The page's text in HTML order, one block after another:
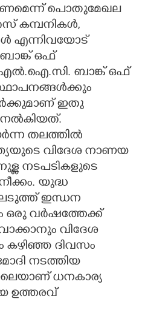
പൊതുമേഖല
കമ്പനികൾ,
എന്നിവയോട്
ബാങ്ക് ഒഫ്
ബാങ്ക് ഒഫ്
ഇതു
നൽകിയത്.
തലത്തിൽ
വിദേശ നാണയ
നടപടികളുടെ
യുദ്ധ
ഇന്ധന
ഒരു വർഷത്തേക്ക്
വിദേശ
കഴിഞ്ഞ ദിവസം
നടത്തിയ
ധനകാര്യ
ഉത്തരവ്